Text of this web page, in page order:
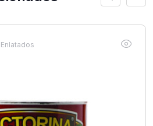
Enlatados